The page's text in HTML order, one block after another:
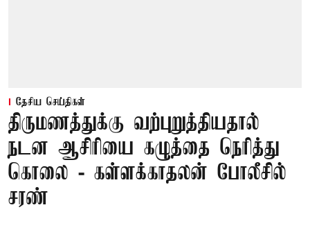
தேசிய செய்திகள்
திருமணத்துக்கு வற்புறுத்தியதால்
நடன ஆசிரியை கழுத்தை நெரித்து
கொலை - கள்ளக்காதலன் போலீசில்
சரண்